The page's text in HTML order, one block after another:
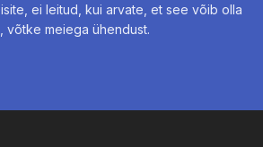
ei leitud, kui arvate, et see võib olla
võtke meiega ühendust.